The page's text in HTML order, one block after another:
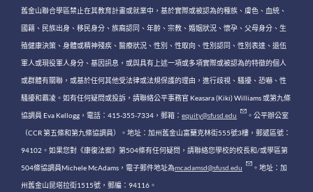
舊金山聯合學區禁止在其教育計畫或就業中，基於實際或被認為的種族、膚色、血統、
國籍、民族出身、移民身分、族裔認同、年齡、宗教、婚姻狀況、懷孕、父母身分、生
殖健康決策、身體或精神殘疾、醫療狀況、性別、性取向、性別認同、性別表達、退伍
軍人或現役軍人身分、基因訊息，或與具有上述一項或多項實際或被認為的特徵的個人
或群體有關聯，或基於任何其他受法律或法規保護的理由，進行歧視、騷擾、恐嚇、性
騷擾和霸凌。如有任何疑問或投訴，請聯絡公平事務官 Keasara (Kiki) Williams 或第九條
協調員 Eva Kellogg，電話：415-355-7334，郵箱： equity@sfusd.edu 。公平辦公室
（CCR 第五條和第九條協調員）。地址：加州舊金山富蘭克林街555號3樓，郵遞區號：
94102。如果您對《康復法案》第504條有任何疑問，請聯絡您學校的校長和/或學區第
504條協調員Michele McAdams，電子郵件地址為mcadamsd@sfusd.edu 。地址：加
州舊金山昆塔拉街1515號，郵編：94116。